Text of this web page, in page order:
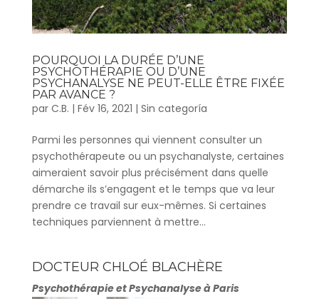
POURQUOI LA DURÉE D’UNE
PSYCHOTHÉRAPIE OU D’UNE
PSYCHANALYSE NE PEUT-ELLE ÊTRE FIXÉE
PAR AVANCE ?
par C.B. | Fév 16, 2021 | Sin categoría
Parmi les personnes qui viennent consulter un
psychothérapeute ou un psychanalyste, certaines
aimeraient savoir plus précisément dans quelle
démarche ils s’engagent et le temps que va leur
prendre ce travail sur eux-mêmes. Si certaines
techniques parviennent à mettre...
DOCTEUR CHLOÉ BLACHÈRE
Psychothérapie et Psychanalyse à Paris